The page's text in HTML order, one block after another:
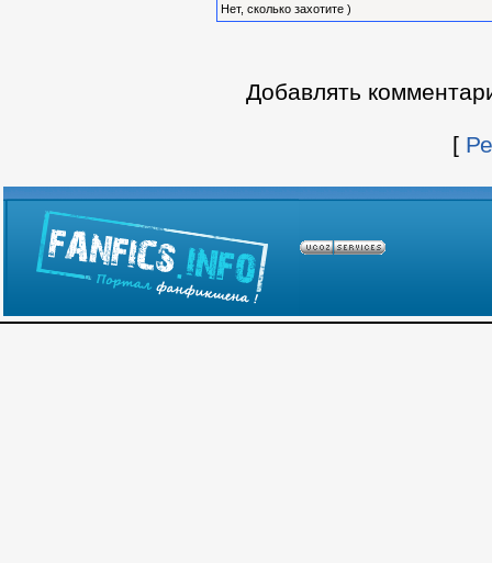
Нет, сколько захотите )
Добавлять
[